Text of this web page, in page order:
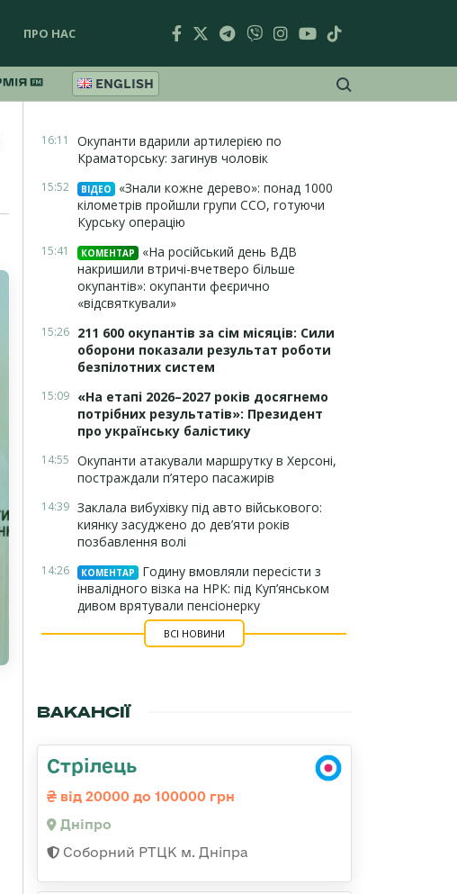
ПРО НАС
ENGLISH
16:11
Окупанти вдарили артилерією по
Краматорську: загинув чоловік
15:52 ВІДЕО
«Знали кожне дерево»: понад 1000
кілометрів пройшли групи ССО, готуючи
Курську операцію
15:41 КОМЕНТАР
«На російський день ВДВ
накришили втричі-вчетверо більше
окупантів»: окупанти феєрично
«відсвяткували»
15:26 211 600 окупантів за сім місяців: Сили
оборони показали результат роботи
безпілотних систем
15:09 «На етапі 2026–2027 років досягнемо
потрібних результатів»: Президент
про українську балістику
14:55 Окупанти атакували маршрутку в Херсоні,
постраждали п’ятеро пасажирів
14:39 Заклала вибухівку під авто військового:
киянку засуджено до дев’яти років
позбавлення волі
14:26 КОМЕНТАР
Годину вмовляли пересісти з
інвалідного візка на НРК: під Куп’янськом
дивом врятували пенсіонерку
ВСІ НОВИНИ
ВАКАНСІЇ
Стрілець
від 20000 до 100000 грн
Дніпро
Соборний РТЦК м. Дніпра